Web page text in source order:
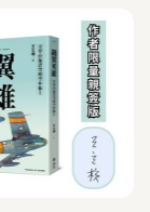
亞年輕運動人士
管《奶茶聯盟》
似不可能的自由